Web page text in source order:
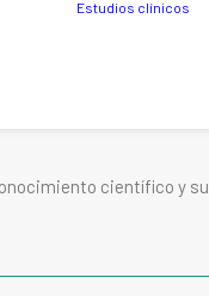
Estudios clínicos
científico y su